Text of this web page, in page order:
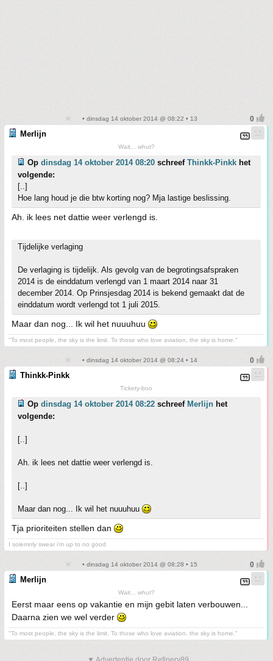
• dinsdag 14 oktober 2014 @ 08:22 • 13
Merlijn
Wait... whut?
Op dinsdag 14 oktober 2014 08:20 schreef Thinkk-Pinkk het
volgende:
[..]
Hoe lang houd je die btw korting nog? Mja lastige beslissing.
Ah. ik lees net dattie weer verlengd is.
Tijdelijke verlaging
De verlaging is tijdelijk. Als gevolg van de begrotingsafspraken
2014 is de einddatum verlengd van 1 maart 2014 naar 31
december 2014. Op Prinsjesdag 2014 is bekend gemaakt dat de
einddatum wordt verlengd tot 1 juli 2015.
Maar dan nog... Ik wil het nuuuhuu
"To most people, the sky is the limit. To those who love aviation, the sky is home."
• dinsdag 14 oktober 2014 @ 08:24 • 14
Thinkk-Pinkk
Tickety-boo
Op dinsdag 14 oktober 2014 08:22 schreef Merlijn het
volgende:
[..]
Ah. ik lees net dattie weer verlengd is.
[..]
Maar dan nog... Ik wil het nuuuhuu
Tja prioriteiten stellen dan
I solemnly swear i'm up to no good
• dinsdag 14 oktober 2014 @ 08:28 • 15
Merlijn
Wait... whut?
Eerst maar eens op vakantie en mijn gebit laten verbouwen...
Daarna zien we wel verder
"To most people, the sky is the limit. To those who love aviation, the sky is home."